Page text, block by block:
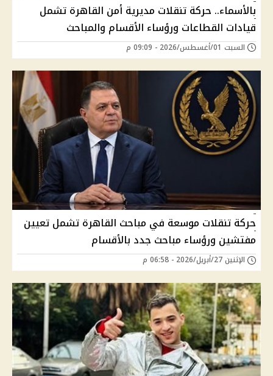
بالأسماء.. حركة تنقلات مديرية أمن القاهرة تشمل
قيادات القطاعات ورؤساء الأقسام والمباحث
السبت 01/أغسطس/2026 - 09:09 م
حركة تنقلات موسعة في مباحث القاهرة تشمل تعيين
مفتشين ورؤساء مباحث جدد بالأقسام
الإثنين 27/أبريل/2026 - 06:58 م